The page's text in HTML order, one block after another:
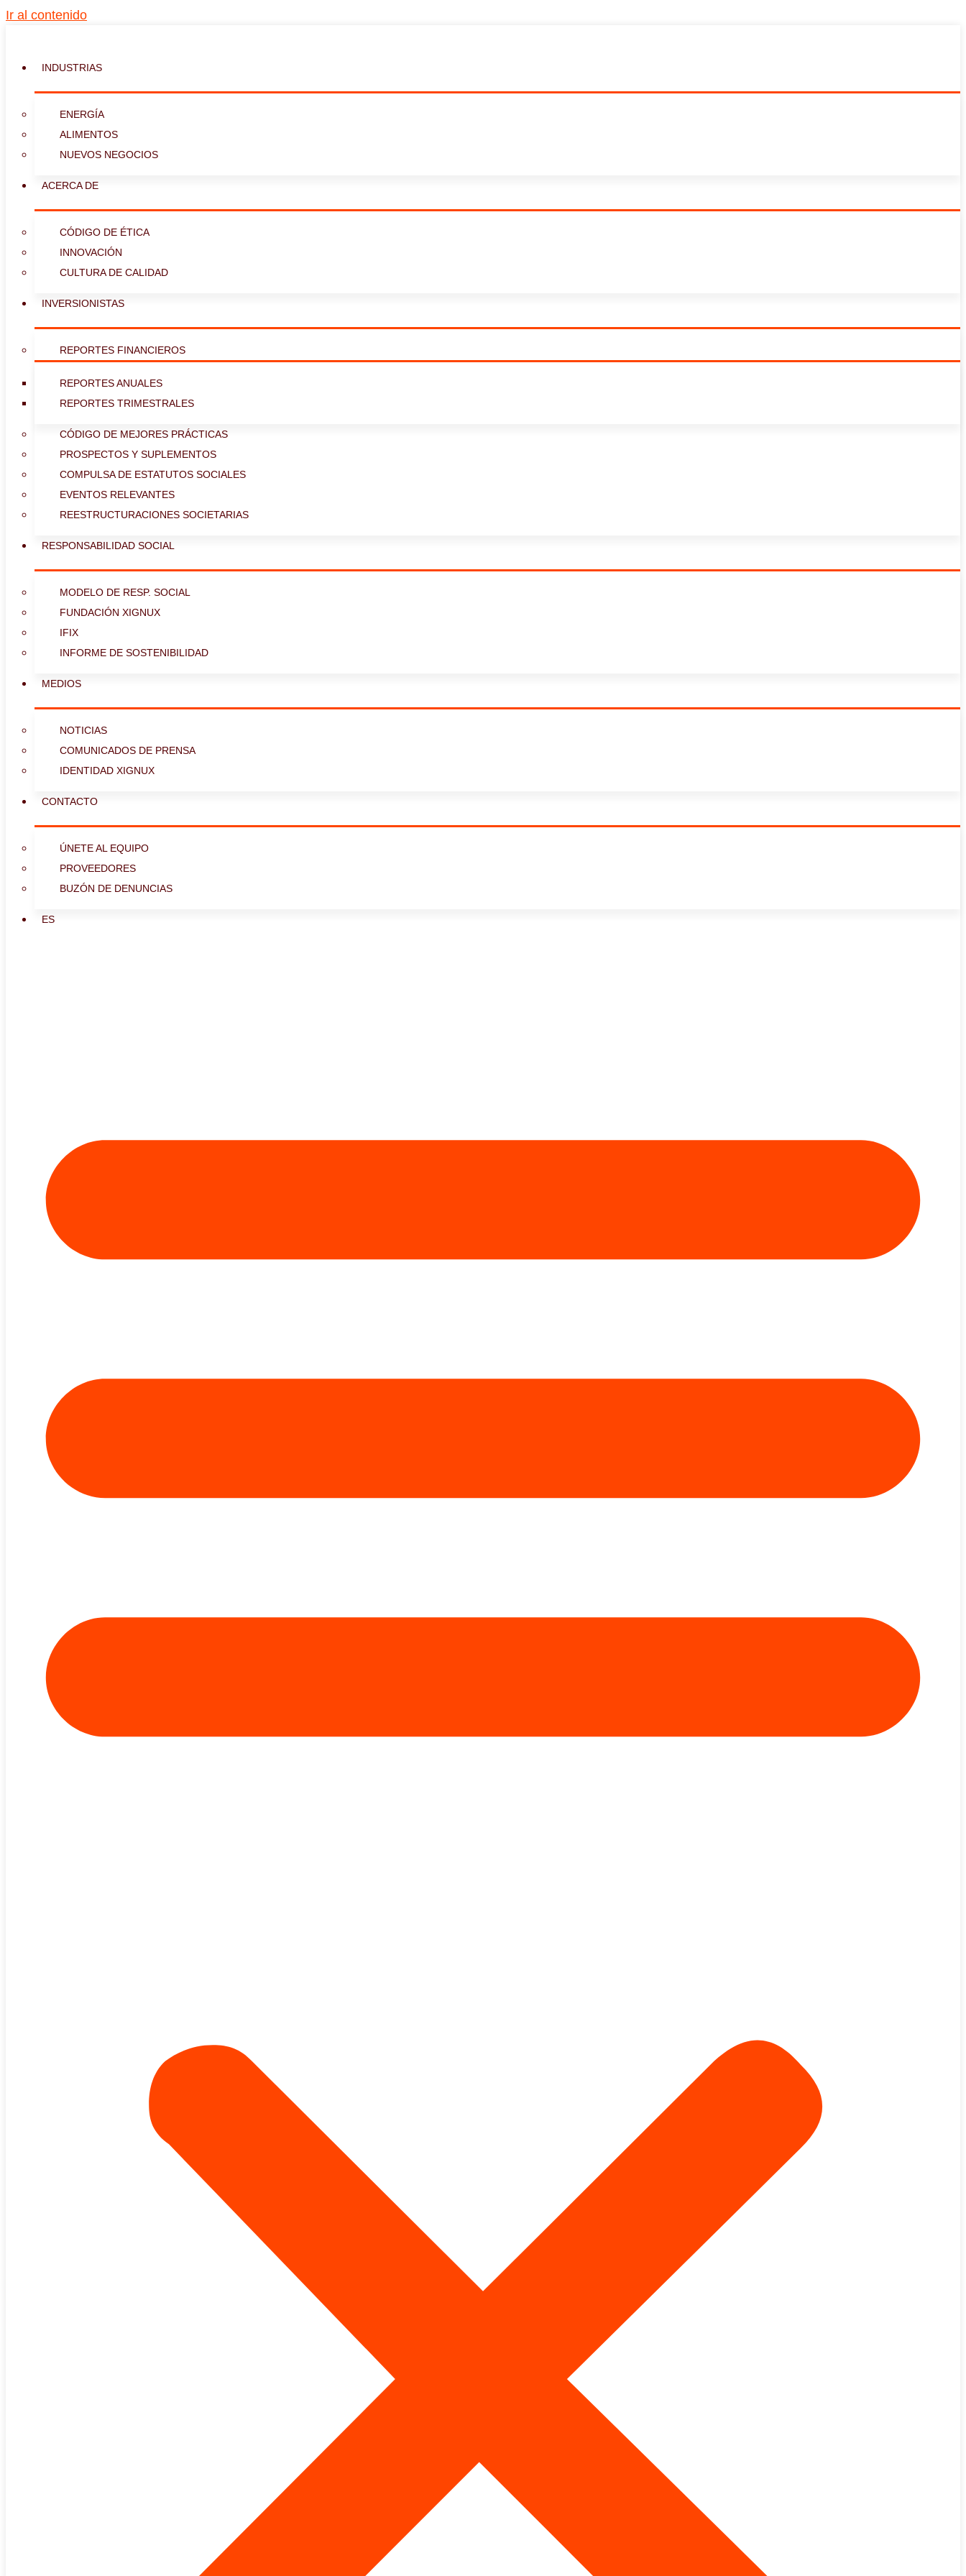
Ir al contenido
INDUSTRIAS
ENERGÍA
ALIMENTOS
NUEVOS NEGOCIOS
ACERCA DE
CÓDIGO DE ÉTICA
INNOVACIÓN
CULTURA DE CALIDAD
INVERSIONISTAS
REPORTES FINANCIEROS
REPORTES ANUALES
REPORTES TRIMESTRALES
CÓDIGO DE MEJORES PRÁCTICAS
PROSPECTOS Y SUPLEMENTOS
COMPULSA DE ESTATUTOS SOCIALES
EVENTOS RELEVANTES
REESTRUCTURACIONES SOCIETARIAS
RESPONSABILIDAD SOCIAL
MODELO DE RESP. SOCIAL
FUNDACIÓN XIGNUX
IFIX
INFORME DE SOSTENIBILIDAD
MEDIOS
NOTICIAS
COMUNICADOS DE PRENSA
IDENTIDAD XIGNUX
CONTACTO
ÚNETE AL EQUIPO
PROVEEDORES
BUZÓN DE DENUNCIAS
ES